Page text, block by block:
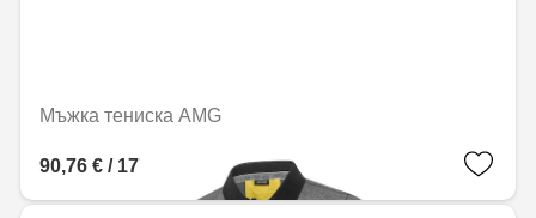
Мъжка тениска AMG
90,76 € / 177,50 лв.